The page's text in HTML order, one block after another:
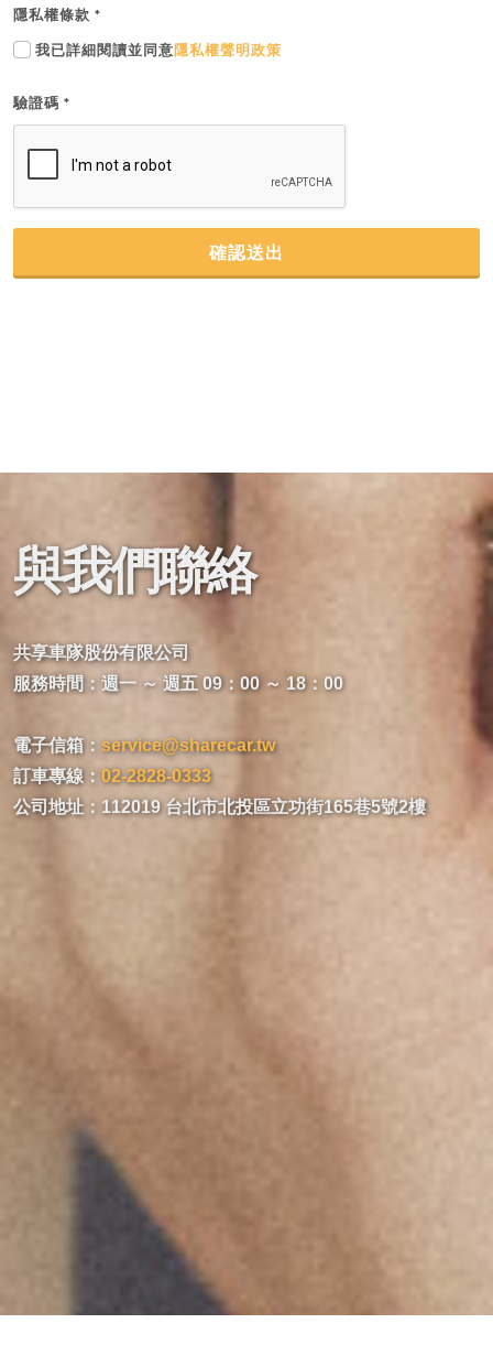
隱私權條款 *
我已詳細閱讀並同意隱私權聲明政策
驗證碼 *
確認送出
與我們聯絡
共享車隊股份有限公司
服務時間：週一 ～ 週五 09：00 ～ 18：00
電子信箱： service@sharecar.tw
訂車專線： 02-2828-0333
公司地址：112019 台北市北投區立功街165巷5號2樓